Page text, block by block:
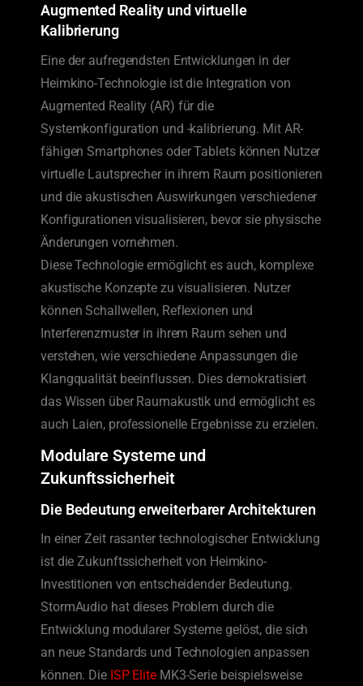
Augmented Reality und virtuelle
Kalibrierung
Eine der aufregendsten Entwicklungen in der
Heimkino-Technologie ist die Integration von
Augmented Reality (AR) für die
Systemkonfiguration und -kalibrierung. Mit AR-
fähigen Smartphones oder Tablets können Nutzer
virtuelle Lautsprecher in ihrem Raum positionieren
und die akustischen Auswirkungen verschiedener
Konfigurationen visualisieren, bevor sie physische
Änderungen vornehmen.
Diese Technologie ermöglicht es auch, komplexe
akustische Konzepte zu visualisieren. Nutzer
können Schallwellen, Reflexionen und
Interferenzmuster in ihrem Raum sehen und
verstehen, wie verschiedene Anpassungen die
Klangqualität beeinflussen. Dies demokratisiert
das Wissen über Raumakustik und ermöglicht es
auch Laien, professionelle Ergebnisse zu erzielen.
Modulare Systeme und
Zukunftssicherheit
Die Bedeutung erweiterbarer Architekturen
In einer Zeit rasanter technologischer Entwicklung
ist die Zukunftssicherheit von Heimkino-
Investitionen von entscheidender Bedeutung.
StormAudio hat dieses Problem durch die
Entwicklung modularer Systeme gelöst, die sich
an neue Standards und Technologien anpassen
können. Die ISP EliteMK3-Serie beispielsweise